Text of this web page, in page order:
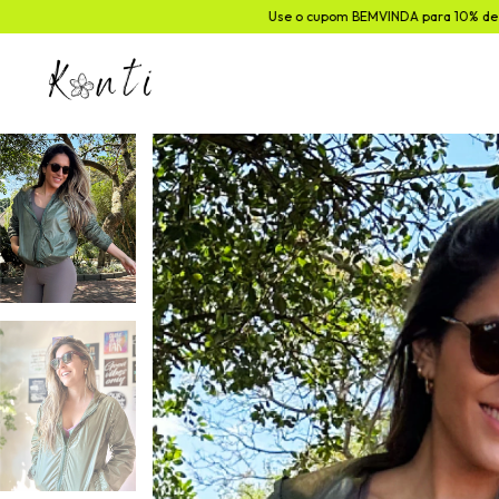
Use o cupom BEMVINDA para 10% de desconto na 1ª